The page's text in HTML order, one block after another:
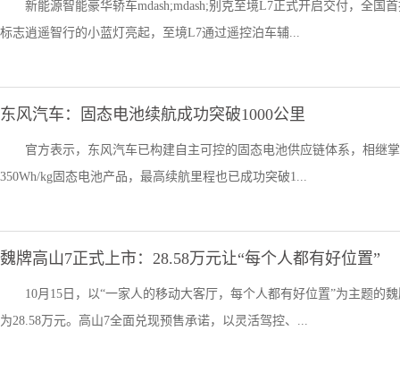
新能源智能豪华轿车mdash;mdash;别克至境L7正式开启交付，全
标志逍遥智行的小蓝灯亮起，至境L7通过遥控泊车辅...
东风汽车：固态电池续航成功突破1000公里
官方表示，东风汽车已构建自主可控的固态电池供应链体系，相继
350Wh/kg固态电池产品，最高续航里程也已成功突破1...
魏牌高山7正式上市：28.58万元让“每个人都有好位置”
10月15日，以“一家人的移动大客厅，每个人都有好位置”为主题的
为28.58万元。高山7全面兑现预售承诺，以灵活驾控、...